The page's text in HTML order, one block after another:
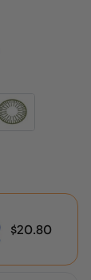
$20.80